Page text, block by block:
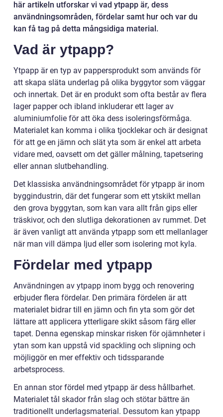
här artikeln utforskar vi vad ytpapp är, dess
användningsområden, fördelar samt hur och var du
kan få tag på detta mångsidiga material.
Vad är ytpapp?
Ytpapp är en typ av pappersprodukt som används för
att skapa släta underlag på olika byggytor som väggar
och innertak. Det är en produkt som ofta består av flera
lager papper och ibland inkluderar ett lager av
aluminiumfolie för att öka dess isoleringsförmåga.
Materialet kan komma i olika tjocklekar och är designat
för att ge en jämn och slät yta som är enkel att arbeta
vidare med, oavsett om det gäller målning, tapetsering
eller annan slutbehandling.
Det klassiska användningsområdet för ytpapp är inom
byggindustrin, där det fungerar som ett ytskikt mellan
den grova byggytan, som kan vara allt från gips eller
träskivor, och den slutliga dekorationen av rummet. Det
är även vanligt att använda ytpapp som ett mellanlager
när man vill dämpa ljud eller som isolering mot kyla.
Fördelar med ytpapp
Användningen av ytpapp inom bygg och renovering
erbjuder flera fördelar. Den primära fördelen är att
materialet bidrar till en jämn och fin yta som gör det
lättare att applicera ytterligare skikt såsom färg eller
tapet. Denna egenskap minskar risken för ojämnheter i
ytan som kan uppstå vid spackling och slipning och
möjliggör en mer effektiv och tidssparande
arbetsprocess.
En annan stor fördel med ytpapp är dess hållbarhet.
Materialet tål skador från slag och stötar bättre än
traditionellt underlagsmaterial. Dessutom kan ytpapp